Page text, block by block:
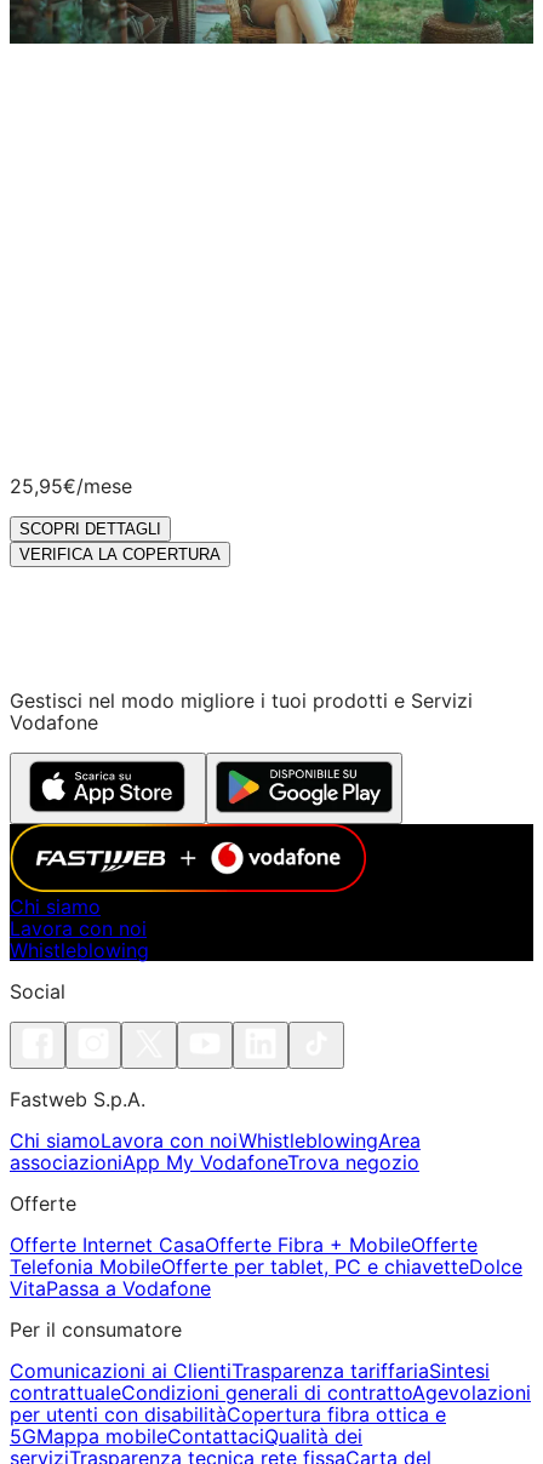
25,95€/mese
SCOPRI DETTAGLI
VERIFICA LA COPERTURA
Gestisci nel modo migliore i tuoi prodotti e Servizi
Vodafone
Chi siamo
Lavora con noi
Whistleblowing
Social
Fastweb S.p.A.
Chi siamoLavora con noiWhistleblowingArea
associazioniApp My VodafoneTrova negozio
Offerte
Offerte Internet CasaOfferte Fibra + MobileOfferte
Telefonia MobileOfferte per tablet, PC e chiavetteDolce
VitaPassa a Vodafone
Per il consumatore
Comunicazioni ai ClientiTrasparenza tariffariaSintesi
contrattualeCondizioni generali di contrattoAgevolazioni
per utenti con disabilitàCopertura fibra ottica e
5GMappa mobileContattaciQualità dei
serviziTrasparenza tecnica rete fissaCarta del